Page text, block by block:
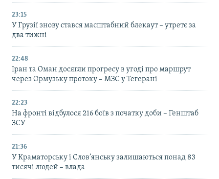
23:15
У Грузії знову стався масштабний блекаут – утретє за
два тижні
22:48
Іран та Оман досягли прогресу в угоді про маршрут
через Ормузьку протоку – МЗС у Тегерані
22:23
На фронті відбулося 216 боїв з початку доби – Генштаб
ЗСУ
21:36
У Краматорську і Слов’янську залишаються понад 83
тисячі людей – влада